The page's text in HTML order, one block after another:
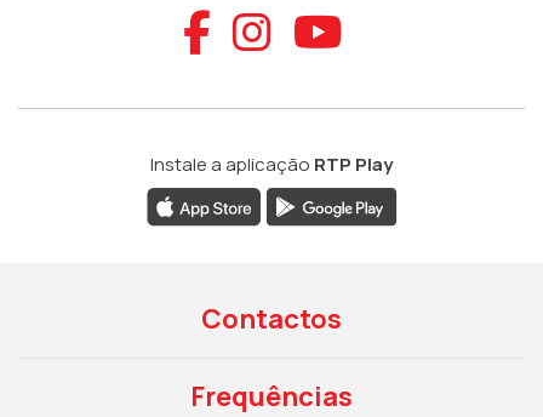
Aceder ao
Aceder ao
Aceder
Instale a aplicação RTP Play
Contactos
Frequências